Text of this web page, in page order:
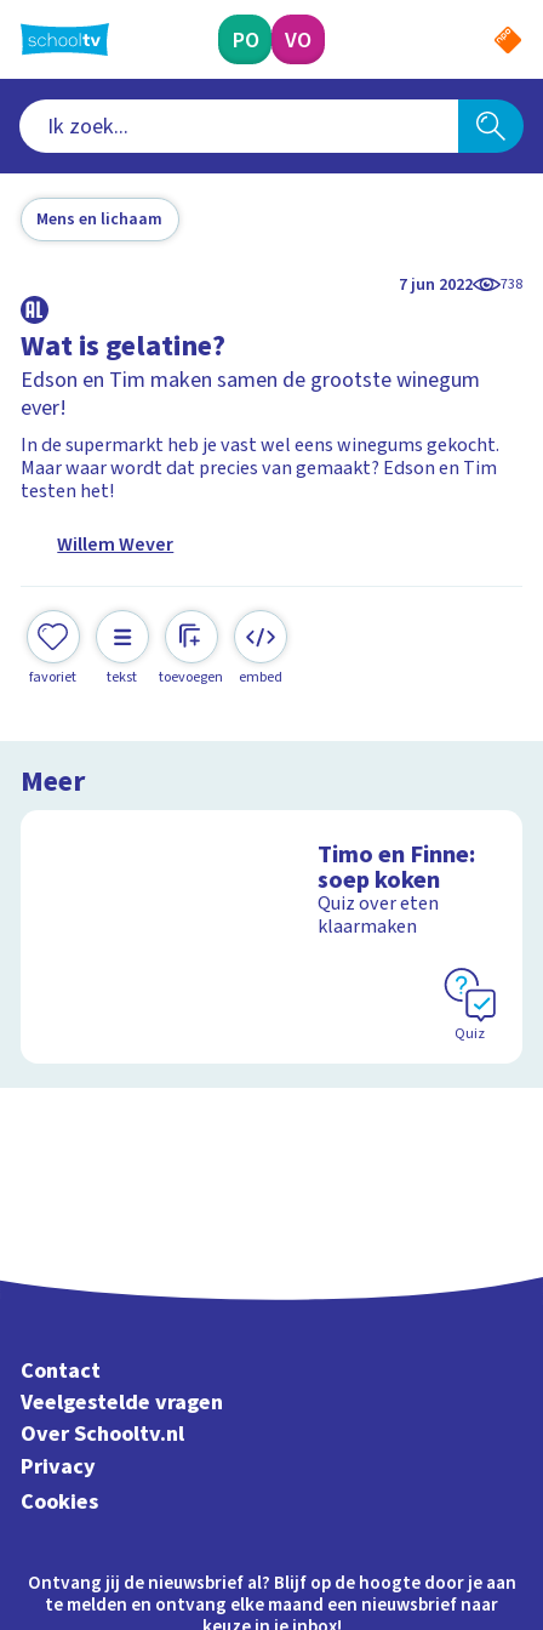
naar
hoofdinhoud
PO VO
Mens en lichaam
7 jun 2022 738
Wat is gelatine?
Edson en Tim maken samen de grootste winegum
ever!
In de supermarkt heb je vast wel eens winegums gekocht.
Maar waar wordt dat precies van gemaakt? Edson en Tim
testen het!
Willem Wever
favoriet tekst toevoegen embed
Meer
Timo en Finne:
soep koken
Quiz over eten
klaarmaken
Quiz
Contact
Veelgestelde vragen
Over Schooltv.nl
Privacy
Cookies
Ontvang jij de nieuwsbrief al? Blijf op de hoogte door je aan
te melden en ontvang elke maand een nieuwsbrief naar